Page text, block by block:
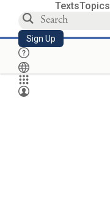
TextsTopics
Sign Up